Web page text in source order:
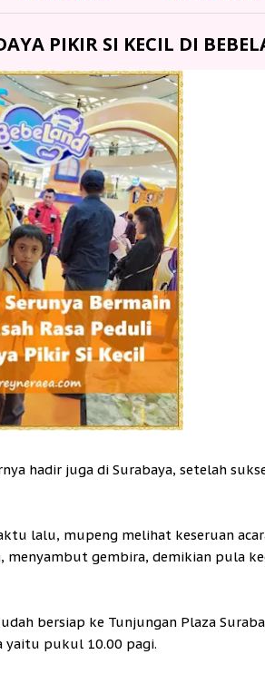
PIKIR SI KECIL DI
hadir juga di Surabaya, setelah
lalu, mupeng melihat keseruan
menyambut gembira, demikian pula
bersiap ke Tunjungan Plaza
pukul 10.00 pagi.